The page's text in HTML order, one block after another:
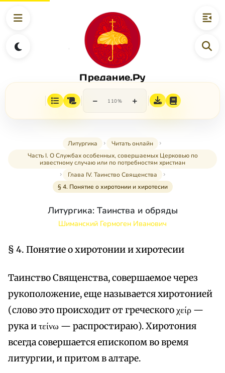
Предание.Ру
− 110% +
Литургика
Читать онлайн
Часть I. О Службах особенных, совершаемых Церковью по
известному случаю или по потребностям христиан
Глава IV. Таинство Священства
§ 4. Понятие о хиротонии и хиротесии
Литургика: Таинства и обряды
Шиманский Гермоген Иванович
§ 4. Понятие о хиротонии и хиротесии
Таинство Священства, совершаемое через
рукоположение, еще называется хиротонией
(слово это происходит от греческого χείρ —
рука и τείνω — распростираю). Хиротония
всегда совершается епископом во время
литургии, и притом в алтаре.